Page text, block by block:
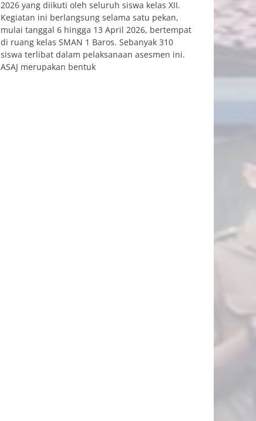
2026 yang diikuti oleh seluruh siswa kelas XII.
Kegiatan ini berlangsung selama satu pekan,
mulai tanggal 6 hingga 13 April 2026, bertempat
di ruang kelas SMAN 1 Baros. Sebanyak 310
siswa terlibat dalam pelaksanaan asesmen ini.
ASAJ merupakan bentuk